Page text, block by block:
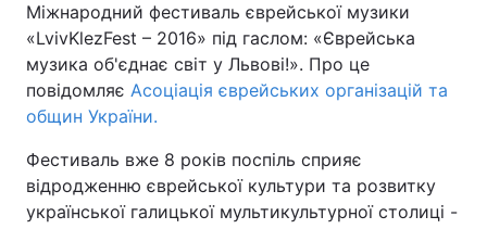
Головна
Україна Політика
Економіка Світ
Міжнародний фестиваль єврейської музики
«LvivKlezFest – 2016» під гаслом: «Єврейська
музика об'єднає світ у Львові!». Про це
повідомляє Асоціація єврейських організацій та
общин України.
Фестиваль вже 8 років поспіль сприяє
відродженню єврейської культури та розвитку
української галицької мультикультурної столиці -